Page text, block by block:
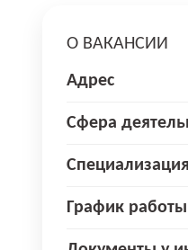
О ВАКАНСИИ
Адрес
Сфера
Специализация
График работы